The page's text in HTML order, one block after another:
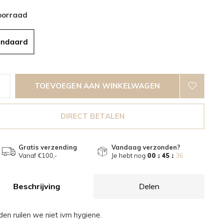
TOEVOEGEN AAN WINKELWAGEN
DIRECT BETALEN
Gratis verzending
Vanaf €100,-
Vandaag verzonden?
Je hebt nog 00 : 45 : 35
Beschrijving Delen
ruilen we niet ivm hygiene.